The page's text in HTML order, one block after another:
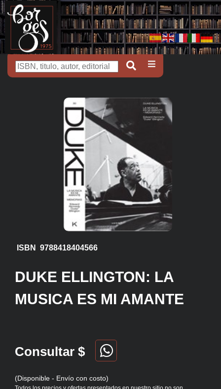
ISBN 9788418404566
DUKE ELLINGTON: LA
MUSICA ES MI AMANTE
Consultar $
(Disponible - Envío con costo)